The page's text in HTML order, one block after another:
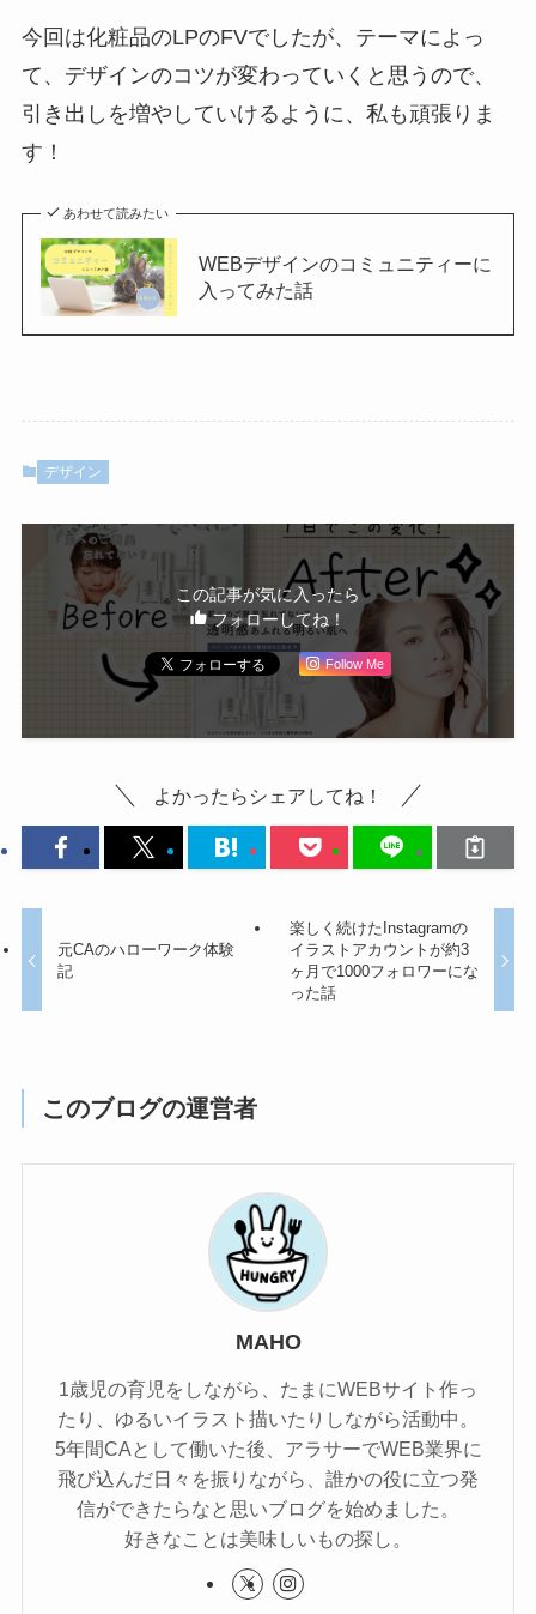
今回は化粧品のLPのFVでしたが、テーマによっ
て、デザインのコツが変わっていくと思うので、
引き出しを増やしていけるように、私も頑張りま
す！
あわせて読みたい
WEBデザインのコミュニティーに
入ってみた話
デザイン
この記事が気に入ったら
フォローしてね！
Follow Me
よかったらシェアしてね！
元CAのハローワーク体験
記
楽しく続けたInstagramの
イラストアカウントが約3
ヶ月で1000フォロワーにな
った話
このブログの運営者
MAHO
1歳児の育児をしながら、たまにWEBサイト作っ
たり、ゆるいイラスト描いたりしながら活動中。
5年間CAとして働いた後、アラサーでWEB業界に
飛び込んだ日々を振りながら、誰かの役に立つ発
信ができたらなと思いブログを始めました。
好きなことは美味しいもの探し。